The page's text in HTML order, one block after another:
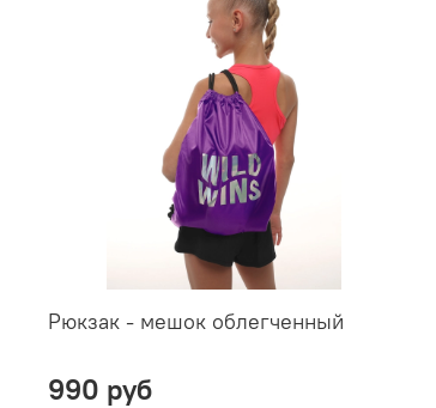
Рюкзак - мешок облегченный
990 руб